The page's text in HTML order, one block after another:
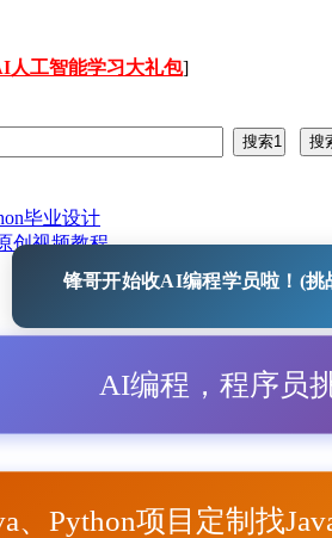
人工智能学习大礼包]
毕业设计
创视频教程
锋哥开始收AI编程学员啦！(挑
AI编程，程序员
、Python项目定制找